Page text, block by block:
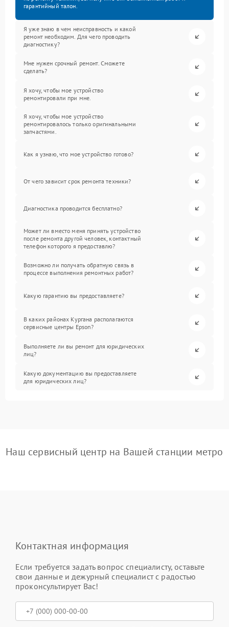
гарантийный талон.
Я уже знаю в чем неисправность и какой
ремонт необходим. Для чего проводить
диагностику?
Мне нужен срочный ремонт. Сможете
сделать?
Я хочу, чтобы мое устройство
ремонтировали при мне.
Я хочу, чтобы мое устройство
ремонтировалось только оригинальными
запчастями.
Как я узнаю, что мое устройство готово?
От чего зависит срок ремонта техники?
Диагностика проводится бесплатно?
Может ли вместо меня принять устройство
после ремонта другой человек, контактный
телефон которого я предоставлю?
Возможно ли получать обратную связь в
процессе выполнения ремонтных работ?
Какую гарантию вы предоставляете?
В каких районах Кургана располагаются
сервисные центры Epson?
Выполняете ли вы ремонт для юридических
лиц?
Какую документацию вы предоставляете
для юридических лиц?
Наш сервисный центр на Вашей станции метро
Контактная информация
Если требуется задать вопрос специалисту, оставьте
свои данные и дежурный специалист с радостью
проконсультирует Вас!